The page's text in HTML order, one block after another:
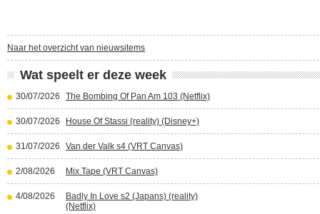
Naar het overzicht van nieuwsitems
Wat speelt er deze week
30/07/2026 The Bombing Of Pan Am 103 (Netflix)
30/07/2026 House Of Stassi (reality) (Disney+)
31/07/2026 Van der Valk s4 (VRT Canvas)
2/08/2026 Mix Tape (VRT Canvas)
4/08/2026
Badly In Love s2 (Japans) (reality)
(Netflix)